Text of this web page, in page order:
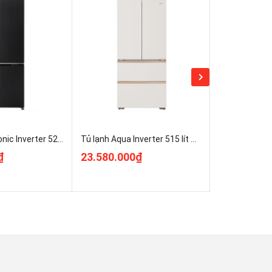
Tủ lạnh Panasonic Inverter 525 lít Multi Door NR-XZ590CWKV Giá Rẻ Nhất Tủ lạnh Aqua Inverter 515 lít Multi Door AQR-MA590XA(MC)U1
23.580.000₫